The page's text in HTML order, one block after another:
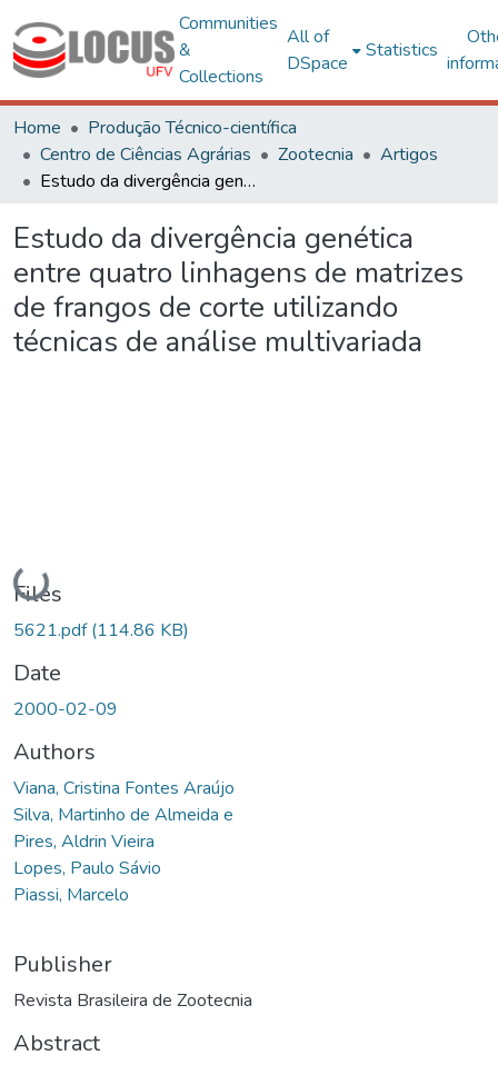
Communities
&
Collections
All of
DSpace
Statistics
Home
Produção Técnico-científica
Centro de Ciências Agrárias
Zootecnia
Artigos
Estudo da divergência genética entre quatro linhagens de matrizes de frangos de corte utilizando técnicas de análise multivariada
Estudo da divergência genética
entre quatro linhagens de matrizes
de frangos de corte utilizando
técnicas de análise multivariada
Loading...
Files
5621.pdf(114.86 KB)
Date
2000-02-09
Authors
Viana, Cristina Fontes Araújo
Silva, Martinho de Almeida e
Pires, Aldrin Vieira
Lopes, Paulo Sávio
Piassi, Marcelo
Publisher
Revista Brasileira de Zootecnia
Abstract